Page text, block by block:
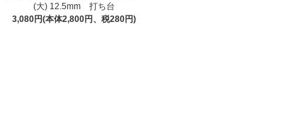
(大) 12.5mm 打ち台
3,080円(本体2,800円、税280円)